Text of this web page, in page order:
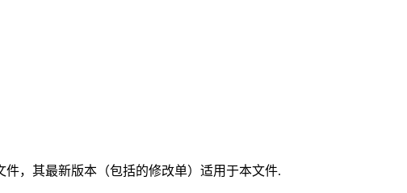
，其最新版本（包括的修改单）适用于本文件.